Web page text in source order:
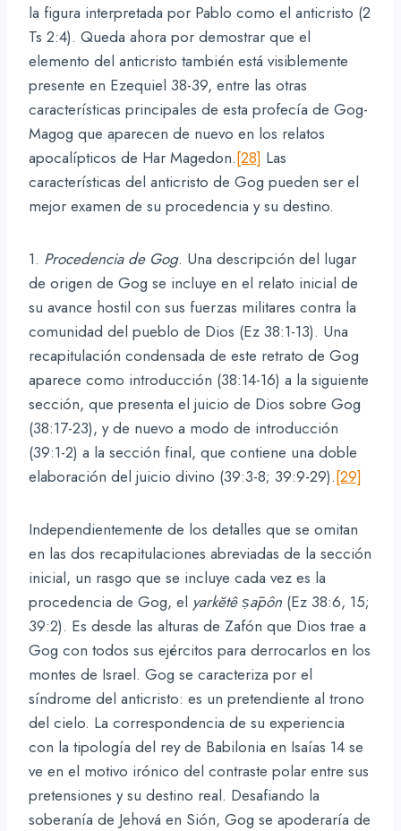
la figura interpretada por Pablo como el anticristo (2
Ts 2:4). Queda ahora por demostrar que el
elemento del anticristo también está visiblemente
presente en Ezequiel 38-39, entre las otras
características principales de esta profecía de Gog-
Magog que aparecen de nuevo en los relatos
apocalípticos de Har Magedon.[28] Las
características del anticristo de Gog pueden ser el
mejor examen de su procedencia y su destino.
1. Procedencia de Gog. Una descripción del lugar
de origen de Gog se incluye en el relato inicial de
su avance hostil con sus fuerzas militares contra la
comunidad del pueblo de Dios (Ez 38:1-13). Una
recapitulación condensada de este retrato de Gog
aparece como introducción (38:14-16) a la siguiente
sección, que presenta el juicio de Dios sobre Gog
(38:17-23), y de nuevo a modo de introducción
(39:1-2) a la sección final, que contiene una doble
elaboración del juicio divino (39:3-8; 39:9-29).[29]
Independientemente de los detalles que se omitan
en las dos recapitulaciones abreviadas de la sección
inicial, un rasgo que se incluye cada vez es la
procedencia de Gog, el yarkĕtê ṣāpôn (Ez 38:6, 15;
39:2). Es desde las alturas de Zafón que Dios trae a
Gog con todos sus ejércitos para derrocarlos en los
montes de Israel. Gog se caracteriza por el
síndrome del anticristo: es un pretendiente al trono
del cielo. La correspondencia de su experiencia
con la tipología del rey de Babilonia en Isaías 14 se
ve en el motivo irónico del contraste polar entre sus
pretensiones y su destino real. Desafiando la
soberanía de Jehová en Sión, Gog se apoderaría de